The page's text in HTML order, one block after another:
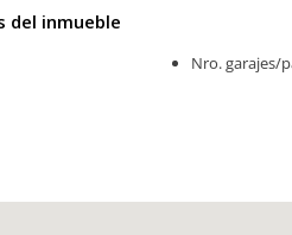
del inmueble
Nro. garajes/